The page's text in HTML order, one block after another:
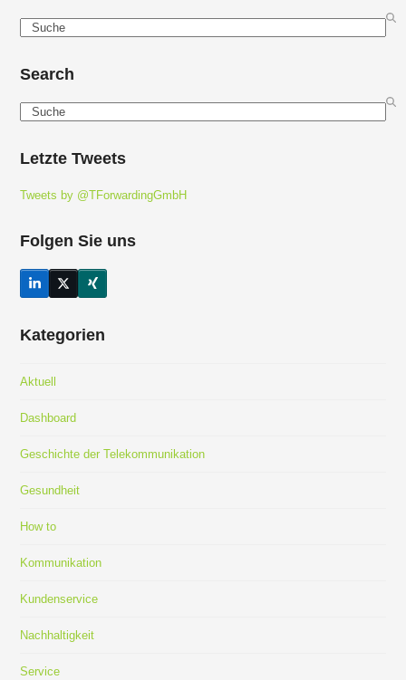
Search
Search
Search
Letzte Tweets
Tweets by @TForwardingGmbH
Folgen Sie uns
LinkedInTwitter
(deprecated)
Xing
Kategorien
Aktuell
Dashboard
Geschichte der Telekommunikation
Gesundheit
How to
Kommunikation
Kundenservice
Nachhaltigkeit
Service